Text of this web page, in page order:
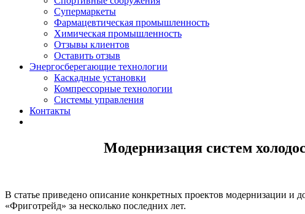
Супермаркеты
Фармацевтическая промышленность
Химическая промышленность
Отзывы клиентов
Оставить отзыв
Энергосберегающие технологии
Каскадные установки
Компрессорные технологии
Системы управления
Контакты
Модернизация систем
В статье приведено описание конкретных проектов модернизации
«Фриготрейд» за несколько последних лет.